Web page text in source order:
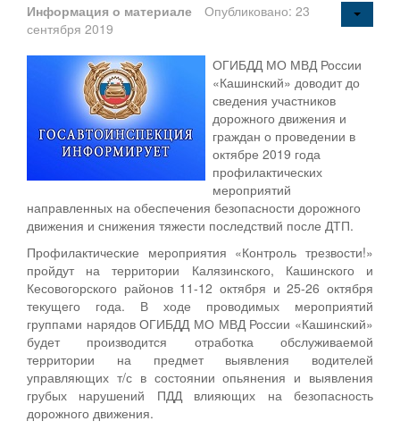
Информация о материале
Опубликовано: 23
сентября 2019
ОГИБДД МО МВД России
«Кашинский» доводит до
сведения участников
дорожного движения и
граждан о проведении в
октябре 2019 года
профилактических
мероприятий
направленных на обеспечения безопасности дорожного
движения и снижения тяжести последствий после ДТП.
Профилактические мероприятия «Контроль трезвости!»
пройдут на территории Калязинского, Кашинского и
Кесовогорского районов 11-12 октября и 25-26 октября
текущего года. В ходе проводимых мероприятий
группами нарядов ОГИБДД МО МВД России «Кашинский»
будет производится отработка обслуживаемой
территории на предмет выявления водителей
управляющих т/с в состоянии опьянения и выявления
грубых нарушений ПДД влияющих на безопасность
дорожного движения.